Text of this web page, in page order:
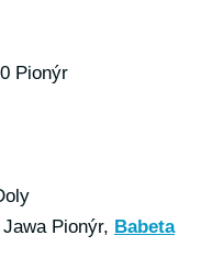
Pionýr
Pionýr, Babeta